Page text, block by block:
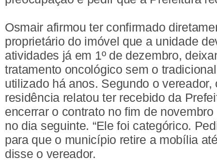
Osmair afirmou ter confirmado
proprietário do imóvel que a unidade
atividades já em 1º de dezembro,
tratamento oncológico sem o
utilizado há anos. Segundo o vereador,
residência relatou ter recebido da
encerrar o contrato no fim de
no dia seguinte. “Ele foi categórico.
para que o município retire a mobília
disse o vereador.